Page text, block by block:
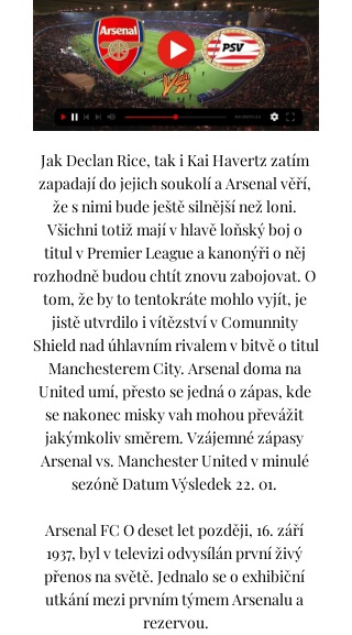
Jak Declan Rice, tak i Kai Havertz zatím
zapadají do jejich soukolí a Arsenal věří,
že s nimi bude ještě silnější než loni.
Všichni totiž mají v hlavě loňský boj o
titul v Premier League a kanonýři o něj
rozhodně budou chtít znovu zabojovat. O
tom, že by to tentokráte mohlo vyjít, je
jistě utvrdilo i vítězství v Comunnity
Shield nad úhlavním rivalem v bitvě o titul
Manchesterem City. Arsenal doma na
United umí, přesto se jedná o zápas, kde
se nakonec misky vah mohou převážit
jakýmkoliv směrem. Vzájemné zápasy
Arsenal vs. Manchester United v minulé
sezóně Datum Výsledek 22. 01.
Arsenal FC O deset let později, 16. září
1937, byl v televizi odvysílán první živý
přenos na světě. Jednalo se o exhibiční
utkání mezi prvním týmem Arsenalu a
rezervou.